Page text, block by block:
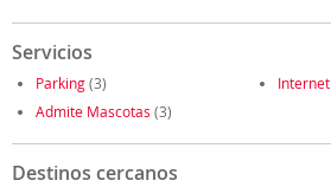
Servicios
Parking(3) Internet
Admite Mascotas (3)
Destinos cercanos